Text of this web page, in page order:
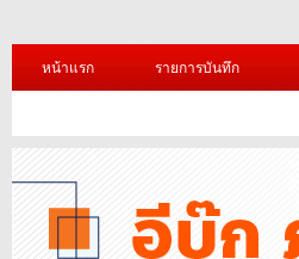
หน้าแรก รายการบันทึก